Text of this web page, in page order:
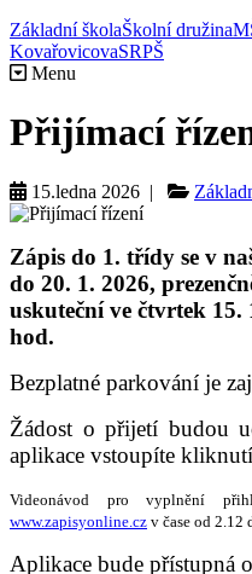
Základní školaŠkolní družina
KovařovicovaSRPŠ
Menu
Přijímací
15.ledna 2026 |
Zápis do 1. třídy se v
do 20. 1. 2026,
uskuteční ve čtvrtek 15.
hod.
Bezplatné parkování je
Žádost o přijetí budou
aplikace vstoupíte
Videonávod pro vyplnění
www.zapisyonline.cz v čase od 2.12
Aplikace bude přístupná